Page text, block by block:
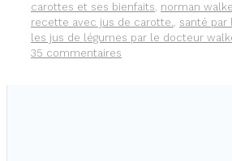
carottes et ses bienfaits, norman
recette avec jus de carotte., santé par
les jus de légumes par le docteur
35 commentaires